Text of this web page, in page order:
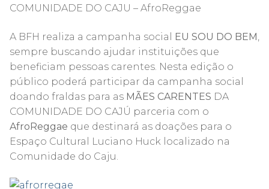
COMUNIDADE DO CAJU – AfroReggae
A BFH realiza a campanha social EU SOU DO BEM,
sempre buscando ajudar instituições que
beneficiam pessoas carentes. Nesta edição o
público poderá participar da campanha social
doando fraldas para as MÃES CARENTES DA
COMUNIDADE DO CAJÚ parceria com o
AfroReggae que destinará as doações para o
Espaço Cultural Luciano Huck localizado na
Comunidade do Caju.